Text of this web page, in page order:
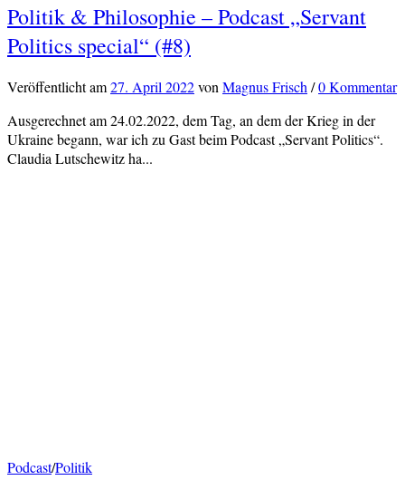
Politik & Philosophie – Podcast „Servant
Politics special“ (#8)
Veröffentlichtam27. April 2022vonMagnus Frisch/0 Kommentar
Ausgerechnet am 24.02.2022, dem Tag, an dem der Krieg in der
Ukraine begann, war ich zu Gast beim Podcast „Servant Politics“.
Claudia Lutschewitz ha...
Podcast/Politik